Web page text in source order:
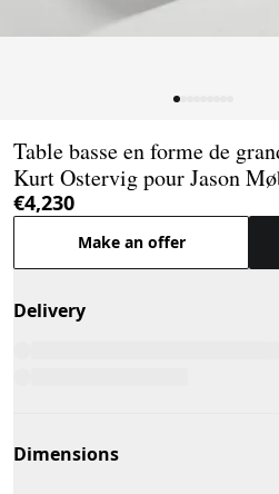
Table basse en forme de
Kurt Ostervig pour Jason
€4,230
Make an offer
Delivery
Dimensions